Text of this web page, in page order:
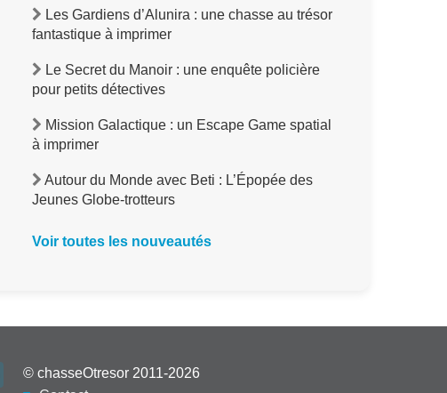
Les Gardiens d’Alunira : une chasse au trésor
fantastique à imprimer
Le Secret du Manoir : une enquête policière
pour petits détectives
Mission Galactique : un Escape Game spatial
à imprimer
Autour du Monde avec Beti : L’Épopée des
Jeunes Globe-trotteurs
Voir toutes les nouveautés
© chasseOtresor 2011-2026